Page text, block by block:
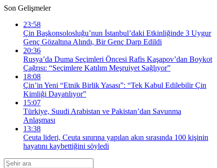
Son Gelişmeler
23:58
Çin Başkonsolosluğu’nun İstanbul’daki Etkinliğinde 3 Uygur
Genç Gözaltına Alındı, Bir Genç Darp Edildi
20:36
Rusya’da Duma Seçimleri Öncesi Rafis Kaşapov’dan Boykot
Çağrısı: “Seçimlere Katılım Meşruiyet Sağlıyor”
18:08
Çin’in Yeni “Etnik Birlik Yasası”: “Tek Kabul Edilebilir Çin
Kimliği Dayatılıyor”
15:07
Türkiye, Suudi Arabistan ve Pakistan’dan Savunma
Anlaşması
13:38
Ceuta lideri, Ceuta sınırına yapılan akın sırasında 100 kişinin
hayatını kaybettiğini söyledi